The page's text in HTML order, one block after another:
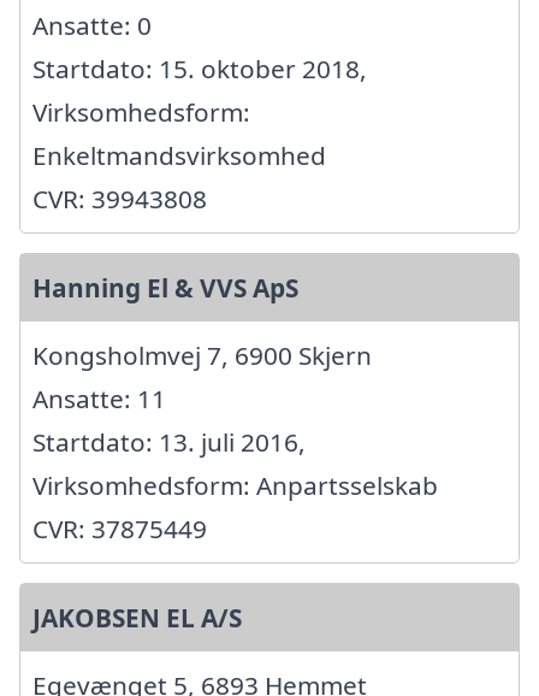
Ansatte: 0
Startdato: 15. oktober 2018,
Virksomhedsform:
Enkeltmandsvirksomhed
CVR: 39943808
Hanning El & VVS ApS
Kongsholmvej 7, 6900 Skjern
Ansatte: 11
Startdato: 13. juli 2016,
Virksomhedsform: Anpartsselskab
CVR: 37875449
JAKOBSEN EL A/S
Egevænget 5, 6893 Hemmet